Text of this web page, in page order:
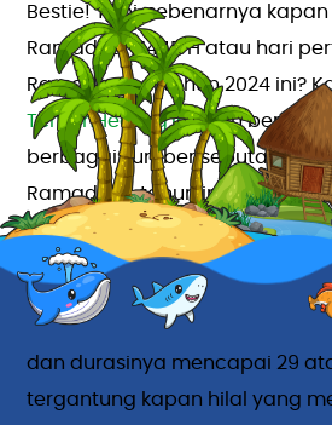
Bestie! Tapi, sebenarnya
Ramadhan 1445 H atau hari
Ramadhan di tahun 2024 ini?
TemanHealing.idakan berbagi
berbagai sumber seputar
Ramadhan tahun ini. Yuk,
Bulan suci Ramadhan
kesembilan dalam kalender
berada di antara bulan
dan durasinya mencapai 29
tergantung kapan hilal yang